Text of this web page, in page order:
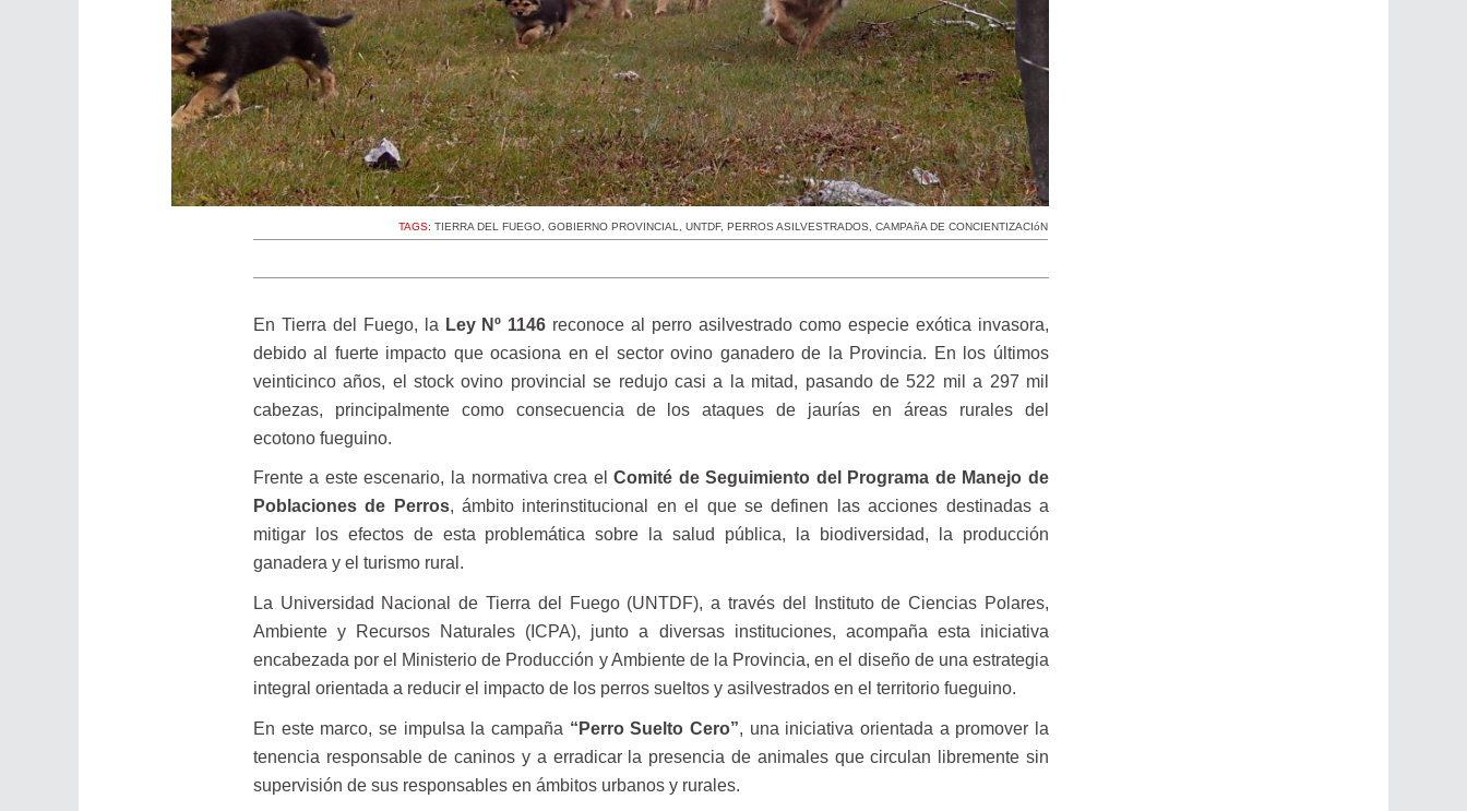
TAGS:TIERRA DEL FUEGO ,GOBIERNO PROVINCIAL ,UNTDF,PERROS ASILVESTRADOS ,CAMPAñA DE CONCIENTIZACIóN
En Tierra del Fuego, la Ley Nº 1146 reconoce al perro asilvestrado como especie exótica invasora,
debido al fuerte impacto que ocasiona en el sector ovino ganadero de la Provincia. En los últimos
veinticinco años, el stock ovino provincial se redujo casi a la mitad, pasando de 522 mil a 297 mil
cabezas, principalmente como consecuencia de los ataques de jaurías en áreas rurales del
ecotono fueguino.
Frente a este escenario, la normativa crea elComité de Seguimiento del Programa de Manejo de
Poblaciones de Perros, ámbito interinstitucional en el que se definen las acciones destinadas a
mitigar los efectos de esta problemática sobre la salud pública, la biodiversidad, la producción
ganadera y el turismo rural.
La Universidad Nacional de Tierra del Fuego (UNTDF), a través del Instituto de Ciencias Polares,
Ambiente y Recursos Naturales (ICPA), junto a diversas instituciones, acompaña esta iniciativa
encabezada por el Ministerio de Producción y Ambiente de la Provincia, en el diseño de una estrategia
integral orientada a reducir el impacto de los perros sueltos y asilvestrados en el territorio fueguino.
En este marco, se impulsa la campaña “Perro Suelto Cero”, una iniciativa orientada a promover la
tenencia responsable de caninos y a erradicar la presencia de animales que circulan libremente sin
supervisión de sus responsables en ámbitos urbanos y rurales.